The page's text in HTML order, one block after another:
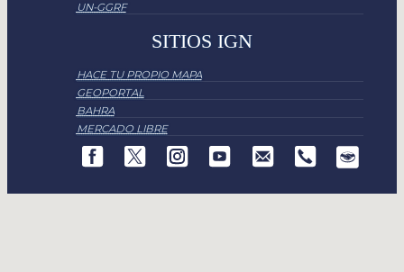
UN-GGRF
SITIOS IGN
HACE TU PROPIO MAPA
GEOPORTAL
BAHRA
MERCADO LIBRE